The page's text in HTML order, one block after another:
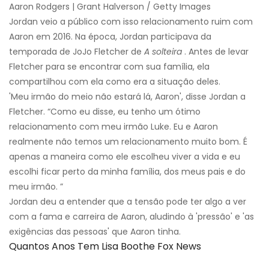
Aaron Rodgers | Grant Halverson / Getty Images
Jordan veio a público com isso relacionamento ruim com
Aaron em 2016. Na época, Jordan participava da
temporada de JoJo Fletcher de A solteira . Antes de levar
Fletcher para se encontrar com sua família, ela
compartilhou com ela como era a situação deles.
'Meu irmão do meio não estará lá, Aaron', disse Jordan a
Fletcher. “Como eu disse, eu tenho um ótimo
relacionamento com meu irmão Luke. Eu e Aaron
realmente não temos um relacionamento muito bom. É
apenas a maneira como ele escolheu viver a vida e eu
escolhi ficar perto da minha família, dos meus pais e do
meu irmão. ”
Jordan deu a entender que a tensão pode ter algo a ver
com a fama e carreira de Aaron, aludindo à 'pressão' e 'as
exigências das pessoas' que Aaron tinha.
Quantos Anos Tem Lisa Boothe Fox News